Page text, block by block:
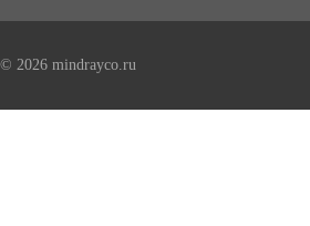
© 2026 mindrayco.ru